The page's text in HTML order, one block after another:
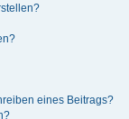
eines Beitrags?